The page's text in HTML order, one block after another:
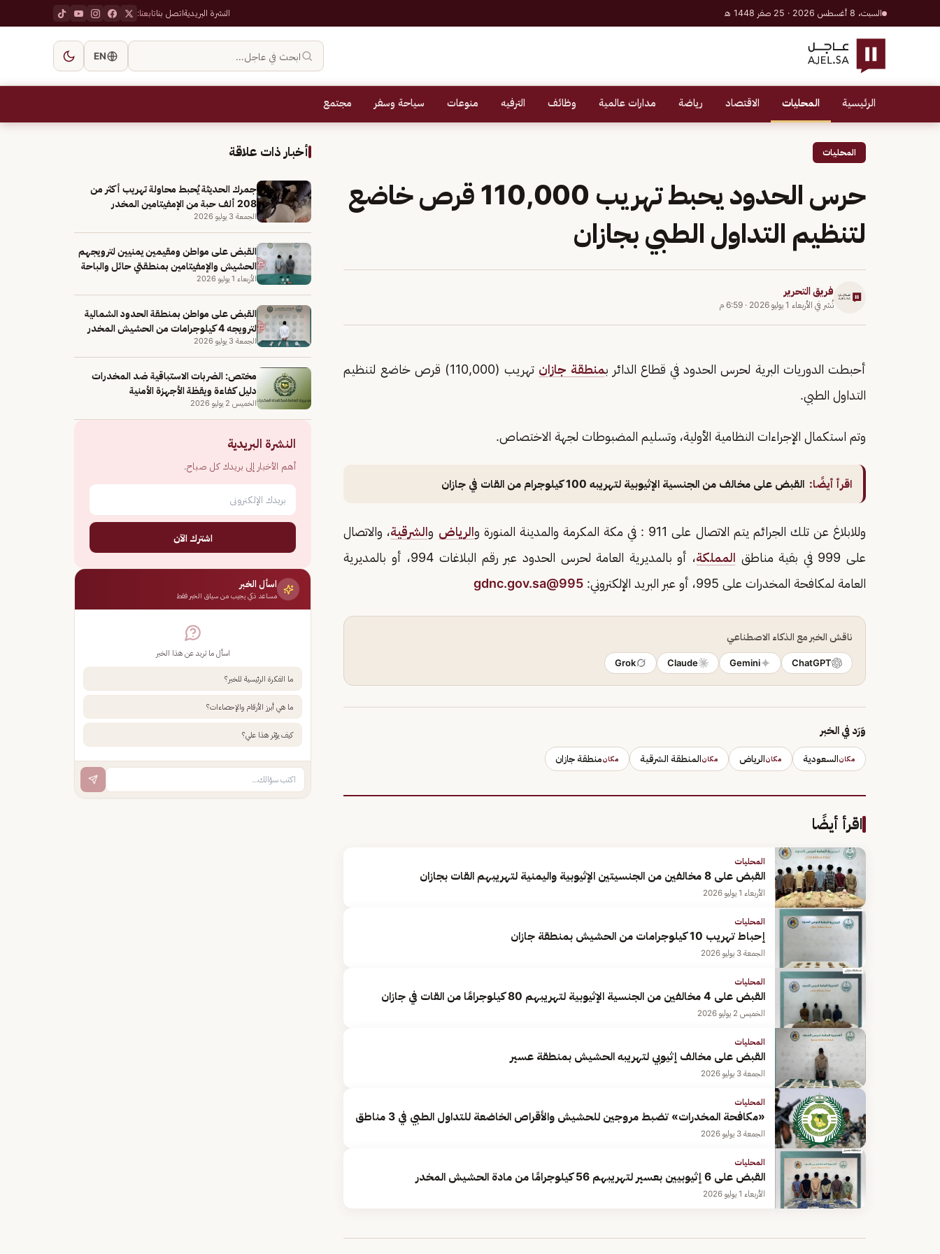
السبت، 8 أغسطس 2026 · 25 صفر 1448 هـ النشرة البريديةاتصل بناتابعنا:
ابحث في عاجل… EN
الرئيسية المحليات الاقتصاد رياضة مدارات عالمية وظائف الترفيه منوعات سياحة وسفر مجتمع
المحليات
حرس الحدود يحبط تهريب 110,000 قرص خاضع
لتنظيم التداول الطبي بجازان
فريق التحرير
نُشر في الأربعاء 1 يوليو 2026 · 6:59 م
أحبطت الدوريات البرية لحرس الحدود في قطاع الدائر بمنطقة جازان
تهريب (110,000) قرص خاضع لتنظيم
التداول الطبي.
وتم استكمال الإجراءات النظامية الأولية، وتسليم المضبوطات لجهة الاختصاص.
اقرأ أيضًا: القبض على مخالف من الجنسية الإثيوبية لتهريبه 100 كيلوجرام من القات في جازان
وللابلاغ عن تلك الجرائم يتم الاتصال على 911 : في مكة المكرمة والمدينة المنورة و الرياض والشرقية، والاتصال
على 999 في بقية مناطق
المملكة
، أو بالمديرية العامة لحرس الحدود عبر رقم البلاغات 994، أو بالمديرية
العامة لمكافحة المخدرات على 995، أو عبر البريد الإلكتروني:
995@gdnc.gov.sa
ناقش الخبر مع الذكاء الاصطناعي
ChatGPT
Gemini
Claude
Grok
وَرَد في الخبر
مكانالسعودية مكانالرياض مكانالمنطقة الشرقية مكانمنطقة جازان
اقرأ أيضًا
المحليات
القبض على 8 مخالفين من الجنسيتين الإثيوبية واليمنية لتهريبهم القات بجازان
الأربعاء 1 يوليو 2026
المحليات
إحباط تهريب 10 كيلوجرامات من الحشيش بمنطقة جازان
الجمعة 3 يوليو 2026
المحليات
القبض على 4 مخالفين من الجنسية الإثيوبية لتهريبهم 80 كيلوجرامًا من القات في جازان
الخميس 2 يوليو 2026
المحليات
القبض على مخالف إثيوبي لتهريبه الحشيش بمنطقة عسير
الجمعة 3 يوليو 2026
المحليات
«مكافحة المخدرات» تضبط مروجين للحشيش والأقراص الخاضعة للتداول الطبي في 3 مناطق
الجمعة 3 يوليو 2026
المحليات
القبض على 6 إثيوبيين بعسير لتهريبهم 56 كيلوجرامًا من مادة الحشيش المخدر
الأربعاء 1 يوليو 2026
أخبار ذات علاقة
جمرك الحديثة يُحبط محاولة تهريب أكثر من
208 ألف حبة من الإمفيتامين المخدر
الجمعة 3 يوليو 2026
القبض على مواطن ومقيمين يمنيين لترويجهم
الحشيش والإمفيتامين بمنطقتي حائل والباحة
الأربعاء 1 يوليو 2026
القبض على مواطن بمنطقة الحدود الشمالية
لترويجه 4 كيلوجرامات من الحشيش المخدر
الجمعة 3 يوليو 2026
مختص: الضربات الاستباقية ضد المخدرات
دليل كفاءة ويقظة الأجهزة الأمنية
الخميس 2 يوليو 2026
النشرة البريدية
أهم الأخبار إلى بريدك كل صباح.
اشترك الآن
اسأل الخبر
مساعد ذكي يجيب من سياق الخبر فقط
اسأل ما تريد عن هذا الخبر
ما الفكرة الرئيسية للخبر؟
ما هي أبرز الأرقام والإحصاءات؟
كيف يؤثر هذا علي؟